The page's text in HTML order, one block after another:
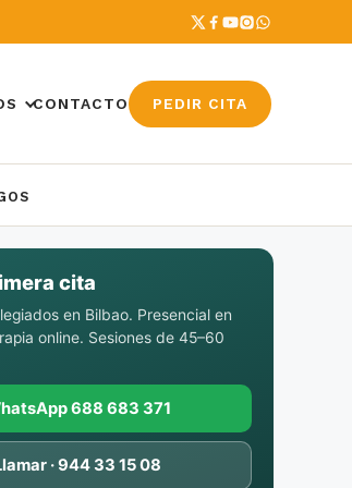
CONTACTO PEDIR CITA
cita
en Bilbao. Presencial en
online. Sesiones de 45–60
688 683 371
· 944 33 15 08